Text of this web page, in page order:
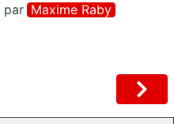
par Maxime Raby